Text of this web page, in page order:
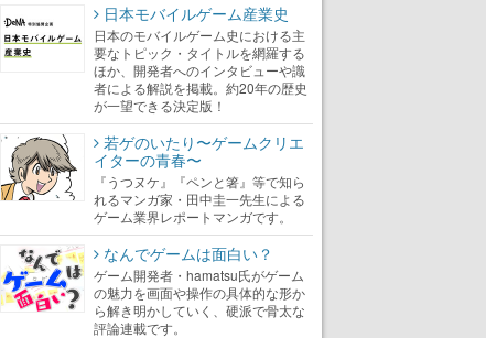
日本モバイルゲーム産業史
日本のモバイルゲーム史における主
要なトピック・タイトルを網羅する
ほか、開発者へのインタビューや識
者による解説を掲載。約20年の歴史
が一望できる決定版！
若ゲのいたり〜ゲームクリエ
イターの青春〜
『うつヌケ』『ペンと箸』等で知ら
れるマンガ家・田中圭一先生による
ゲーム業界レポートマンガです。
なんでゲームは面白い？
ゲーム開発者・hamatsu氏がゲーム
の魅力を画面や操作の具体的な形か
ら解き明かしていく、硬派で骨太な
評論連載です。